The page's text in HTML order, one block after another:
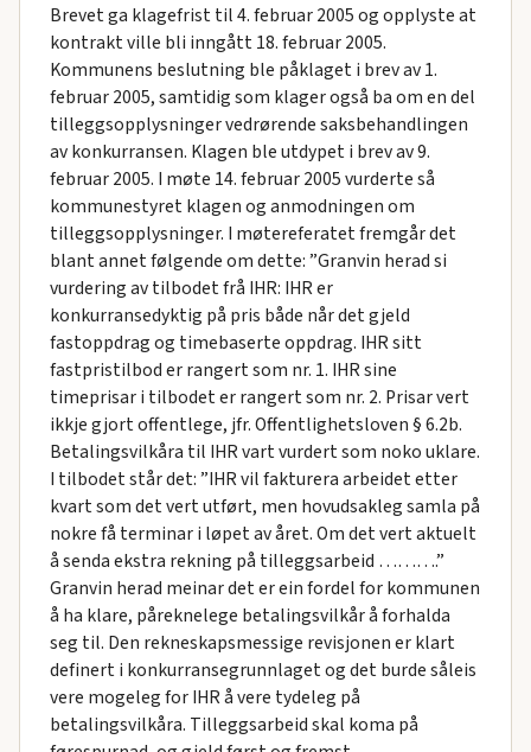
Brevet ga klagefrist til 4. februar 2005 og opplyste at
kontrakt ville bli inngått 18. februar 2005.
Kommunens beslutning ble påklaget i brev av 1.
februar 2005, samtidig som klager også ba om en del
tilleggsopplysninger vedrørende saksbehandlingen
av konkurransen. Klagen ble utdypet i brev av 9.
februar 2005. I møte 14. februar 2005 vurderte så
kommunestyret klagen og anmodningen om
tilleggsopplysninger. I møtereferatet fremgår det
blant annet følgende om dette: ”Granvin herad si
vurdering av tilbodet frå IHR: IHR er
konkurransedyktig på pris både når det gjeld
fastoppdrag og timebaserte oppdrag. IHR sitt
fastpristilbod er rangert som nr. 1. IHR sine
timeprisar i tilbodet er rangert som nr. 2. Prisar vert
ikkje gjort offentlege, jfr. Offentlighetsloven § 6.2b.
Betalingsvilkåra til IHR vart vurdert som noko uklare.
I tilbodet står det: ”IHR vil fakturera arbeidet etter
kvart som det vert utført, men hovudsakleg samla på
nokre få terminar i løpet av året. Om det vert aktuelt
å senda ekstra rekning på tilleggsarbeid ……….”
Granvin herad meinar det er ein fordel for kommunen
å ha klare, påreknelege betalingsvilkår å forhalda
seg til. Den rekneskapsmessige revisjonen er klart
definert i konkurransegrunnlaget og det burde såleis
vere mogeleg for IHR å vere tydeleg på
betalingsvilkåra. Tilleggsarbeid skal koma på